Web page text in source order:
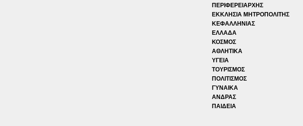
ΠΕΡΙΦΕΡΕΙΑΡΧΗΣ
ΕΚΚΛΗΣΙΑ ΜΗΤΡΟΠΟΛΙΤΗΣ
ΚΕΦΑΛΛΗΝΙΑΣ
ΕΛΛΑΔΑ
ΚΟΣΜΟΣ
ΑΘΛΗΤΙΚΑ
ΥΓΕΙΑ
ΤΟΥΡΙΣΜΟΣ
ΠΟΛΙΤΙΣΜΟΣ
ΓΥΝΑΙΚΑ
ΑΝΔΡΑΣ
ΠΑΙΔΕΙΑ